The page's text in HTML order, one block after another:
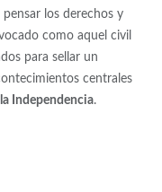
los derechos y
como aquel civil
para sellar un
centrales
Independencia.